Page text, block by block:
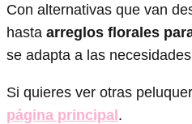
Con alternativas que van
hasta arreglos florales
se adapta a las
Si quieres ver otras
página principal.